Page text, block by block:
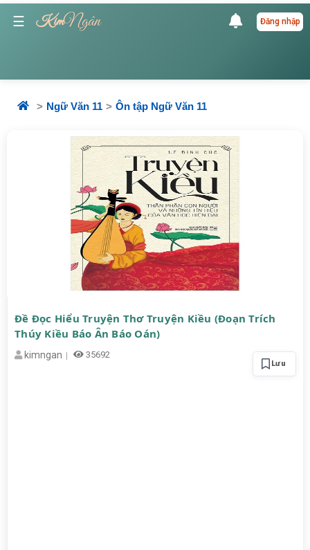
☰ KimNgân Đăng nhập
Ngữ Văn 11 Ôn tập Ngữ Văn 11
Đề Đọc Hiểu Truyện Thơ Truyện Kiều (Đoạn Trích
Thúy Kiều Báo Ân Báo Oán)
kimngan 35692
Lưu